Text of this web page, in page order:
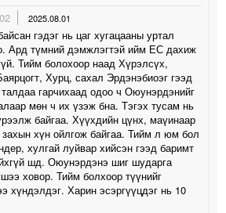
2025.08.01
гэдэг нь цаг хугацааны уртал
Ард түмний дэмжлэгтэй ийм ЕС дахиж
Тийм болохоор наад Хүрэлсүх,
Хурц, сахал Эрдэнэбиоэг гээд
гарчихаад одоо ч Оюунэрдэнийг
мөн ч их үзэж бна. Тэгэх тусам нь
байгаа. Хүүхдийн цүнх, маүинаар
захын хүн ойлгож байгаа. Тийм л юм бол
хулгай луйвар хийсэн гээд баримт
шд. Оюунэрдэнэ шиг шударга
ховор. Тийм болхоор түүнийг
хүндэлдэг. Харин эсэргүүцдэг нь 10